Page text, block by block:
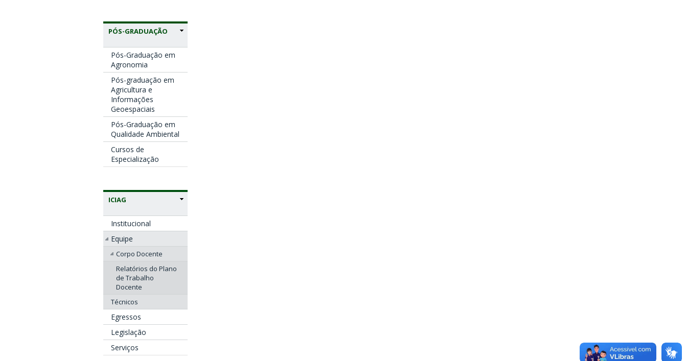
PÓS-GRADUAÇÃO
Pós-Graduação em
Agronomia
Pós-graduação em
Agricultura e
Informações
Geoespaciais
Pós-Graduação em
Qualidade Ambiental
Cursos de
Especialização
ICIAG
Institucional
Equipe
Corpo Docente
Relatórios do Plano
de Trabalho
Docente
Técnicos
Egressos
Legislação
Serviços